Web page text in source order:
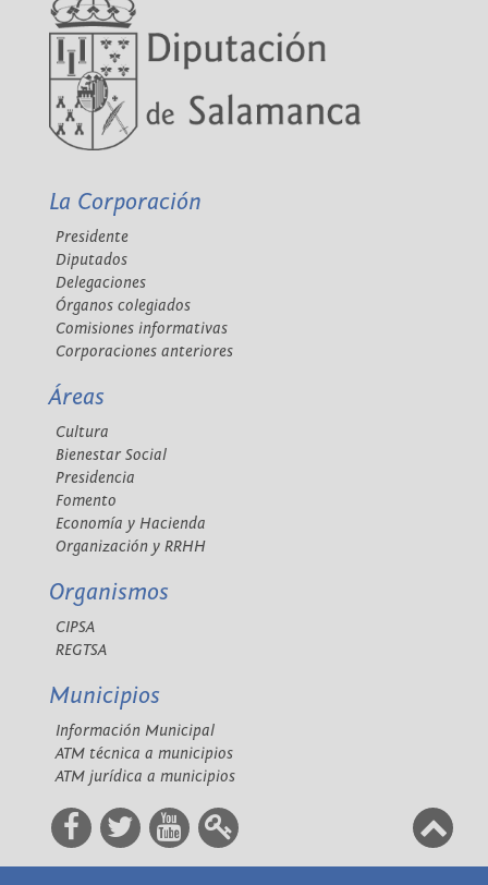
La Corporación
Presidente
Diputados
Delegaciones
Órganos colegiados
Comisiones informativas
Corporaciones anteriores
Áreas
Cultura
Bienestar Social
Presidencia
Fomento
Economía y Hacienda
Organización y RRHH
Organismos
CIPSA
REGTSA
Municipios
Información Municipal
ATM técnica a municipios
ATM jurídica a municipios